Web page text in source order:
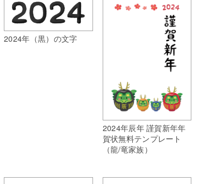
2024年（黒）の文字
2024年辰年 謹賀新年年
賀状無料テンプレート
（龍/竜家族）